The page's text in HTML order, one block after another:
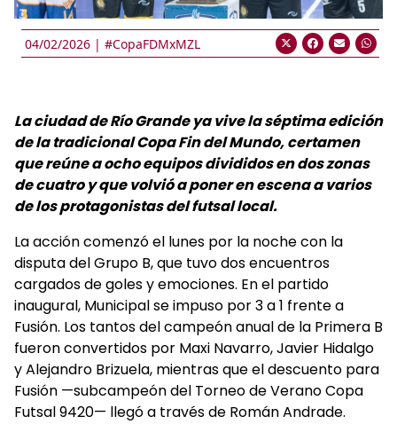
04/02/2026 | #CopaFDMxMZL
La ciudad de Río Grande ya vive la séptima edición
de la tradicional Copa Fin del Mundo, certamen
que reúne a ocho equipos divididos en dos zonas
de cuatro y que volvió a poner en escena a varios
de los protagonistas del futsal local.
La acción comenzó el lunes por la noche con la
disputa del Grupo B, que tuvo dos encuentros
cargados de goles y emociones. En el partido
inaugural, Municipal se impuso por 3 a 1 frente a
Fusión. Los tantos del campeón anual de la Primera B
fueron convertidos por Maxi Navarro, Javier Hidalgo
y Alejandro Brizuela, mientras que el descuento para
Fusión —subcampeón del Torneo de Verano Copa
Futsal 9420— llegó a través de Román Andrade.